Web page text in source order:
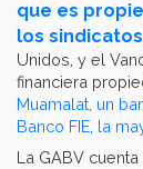
que es
los
Unidos, y el
financiera
Muamalat, un
Banco FIE, la
La GABV